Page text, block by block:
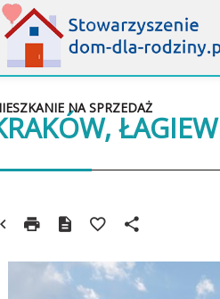
NA SPRZEDAŻ